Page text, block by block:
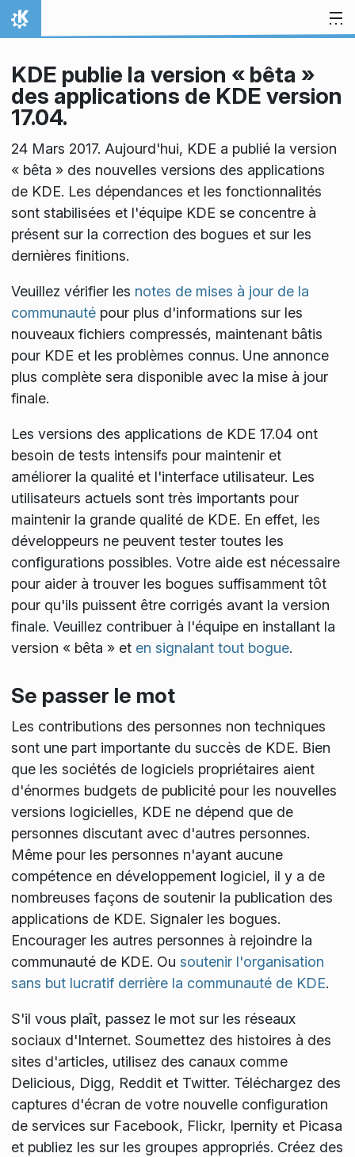
Aller directement au contenu
Accueil
KDE publie la version « bêta »
des applications de KDE version
17.04.
24 Mars 2017. Aujourd'hui, KDE a publié la version
« bêta » des nouvelles versions des applications
de KDE. Les dépendances et les fonctionnalités
sont stabilisées et l'équipe KDE se concentre à
présent sur la correction des bogues et sur les
dernières finitions.
Veuillez vérifier les notes de mises à jour de la
communautépour plus d'informations sur les
nouveaux fichiers compressés, maintenant bâtis
pour KDE et les problèmes connus. Une annonce
plus complète sera disponible avec la mise à jour
finale.
Les versions des applications de KDE 17.04 ont
besoin de tests intensifs pour maintenir et
améliorer la qualité et l'interface utilisateur. Les
utilisateurs actuels sont très importants pour
maintenir la grande qualité de KDE. En effet, les
développeurs ne peuvent tester toutes les
configurations possibles. Votre aide est nécessaire
pour aider à trouver les bogues suffisamment tôt
pour qu'ils puissent être corrigés avant la version
finale. Veuillez contribuer à l'équipe en installant la
version « bêta » et en signalant tout bogue.
Se passer le mot
Les contributions des personnes non techniques
sont une part importante du succès de KDE. Bien
que les sociétés de logiciels propriétaires aient
d'énormes budgets de publicité pour les nouvelles
versions logicielles, KDE ne dépend que de
personnes discutant avec d'autres personnes.
Même pour les personnes n'ayant aucune
compétence en développement logiciel, il y a de
nombreuses façons de soutenir la publication des
applications de KDE. Signaler les bogues.
Encourager les autres personnes à rejoindre la
communauté de KDE. Ou soutenir l'organisation
sans but lucratif derrière la communauté de KDE.
S'il vous plaît, passez le mot sur les réseaux
sociaux d'Internet. Soumettez des histoires à des
sites d'articles, utilisez des canaux comme
Delicious, Digg, Reddit et Twitter. Téléchargez des
captures d'écran de votre nouvelle configuration
de services sur Facebook, Flickr, Ipernity et Picasa
et publiez les sur les groupes appropriés. Créez des